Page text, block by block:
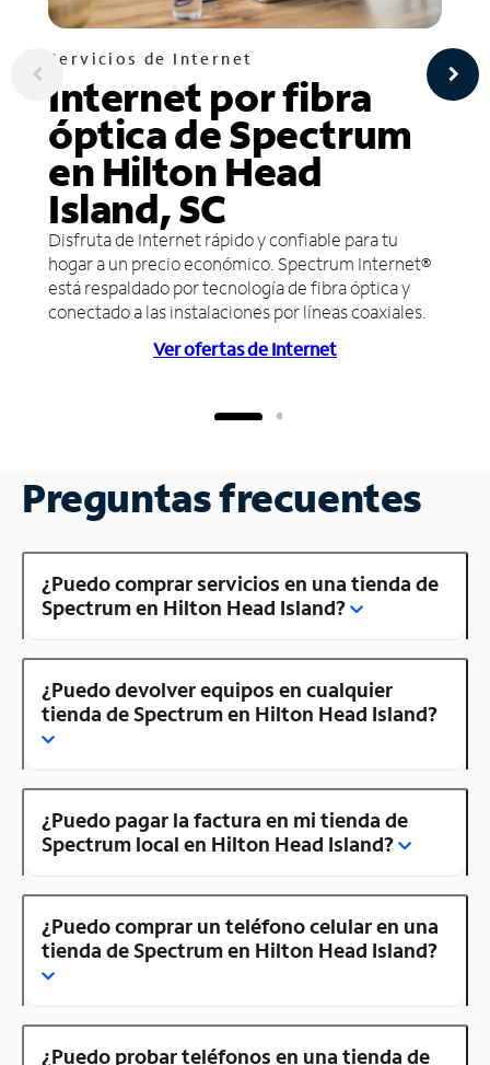
Servicios de Internet
Internet por fibra
óptica de Spectrum
en Hilton Head
Island, SC
Disfruta de Internet rápido y confiable para tu
hogar a un precio económico. Spectrum Internet®
está respaldado por tecnología de fibra óptica y
conectado a las instalaciones por líneas coaxiales.
Ver ofertas de Internet
Preguntas frecuentes
¿Puedo comprar servicios en una tienda de
Spectrum en Hilton Head Island?
¿Puedo devolver equipos en cualquier
tienda de Spectrum en Hilton Head Island?
¿Puedo pagar la factura en mi tienda de
Spectrum local en Hilton Head Island?
¿Puedo comprar un teléfono celular en una
tienda de Spectrum en Hilton Head Island?
¿Puedo probar teléfonos en una tienda de